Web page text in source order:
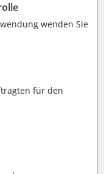
wenden Sie
für den